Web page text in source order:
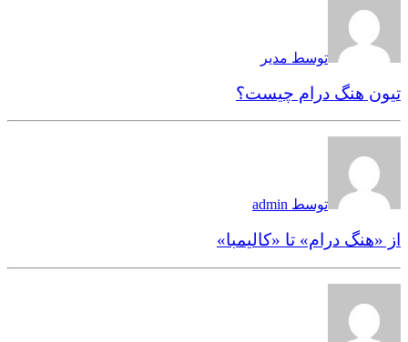
توسط مدیر
تیون هنگ درام چیست؟
توسط admin
از «هنگ درام» تا «کالیمبا»